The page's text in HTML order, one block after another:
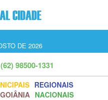
DE 2026
(62) 98500-1331
REGIONAIS
NACIONAIS